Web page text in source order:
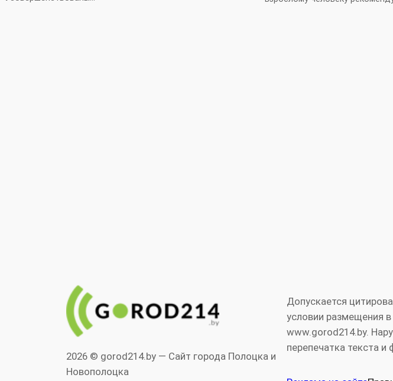
2026 © gorod214.by — Сайт города Полоцка и
Новополоцка
Допускается
условии размещения
www.gorod214.by.
перепечатка текста и